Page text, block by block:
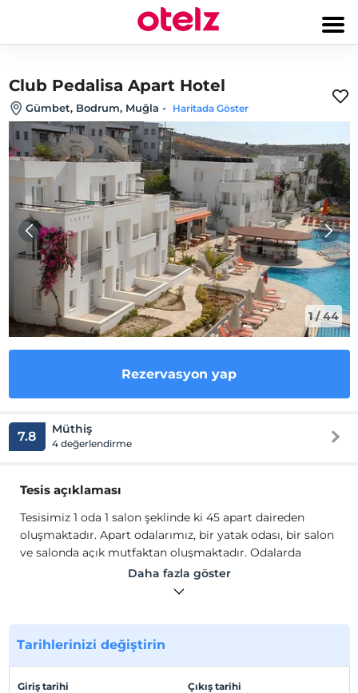
Club Pedalisa Apart Hotel
Gümbet, Bodrum, Muğla - Haritada Göster
1/44
Rezervasyon yap
7.8 Müthiş
4 değerlendirme
Tesis açıklaması
Tesisimiz 1 oda 1 salon şeklinde ki 45 apart daireden
oluşmaktadır. Apart odalarımız, bir yatak odası, bir salon
ve salonda açık mutfaktan oluşmaktadır. Odalarda
mutfak malzemesi, büyük boy buzdolabı, elektrikli ocak
oluşmaktadır. Apart odalarımız, bir yatak odası, bir salon
ve salonda açık mutfaktan oluşmaktadır. Odalarda
Daha fazla göster
Tarihlerinizi değiştirin
Giriş tarihi Çıkış tarihi